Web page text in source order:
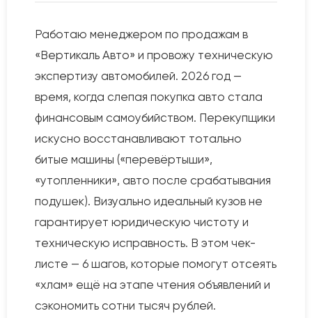
Работаю менеджером по продажам в
«Вертикаль Авто» и провожу техническую
экспертизу автомобилей. 2026 год —
время, когда слепая покупка авто стала
финансовым самоубийством. Перекупщики
искусно восстанавливают тотально
битые машины («перевёртыши»,
«утопленники», авто после срабатывания
подушек). Визуально идеальный кузов не
гарантирует юридическую чистоту и
техническую исправность. В этом чек-
листе — 6 шагов, которые помогут отсеять
«хлам» ещё на этапе чтения объявлений и
сэкономить сотни тысяч рублей.